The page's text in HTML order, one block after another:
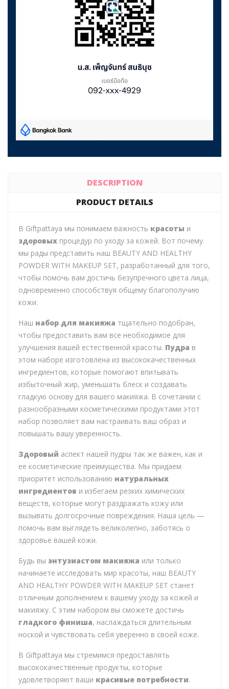
DESCRIPTION
PRODUCT DETAILS
В Giftpattaya мы понимаем важность красоты и
здоровых процедур по уходу за кожей. Вот почему
мы рады представить наш BEAUTY AND HEALTHY
POWDER WITH MAKEUP SET, разработанный для того,
чтобы помочь вам достичь безупречного цвета лица,
одновременно способствуя общему благополучию
кожи.
Наш набор для макияжа тщательно подобран,
чтобы предоставить вам все необходимое для
улучшения вашей естественной красоты. Пудра в
этом наборе изготовлена из высококачественных
ингредиентов, которые помогают впитывать
избыточный жир, уменьшать блеск и создавать
гладкую основу для вашего макияжа. В сочетании с
разнообразными косметическими продуктами этот
набор позволяет вам настраивать ваш образ и
повышать вашу уверенность.
Здоровый аспект нашей пудры так же важен, как и
ее косметические преимущества. Мы придаем
приоритет использованию натуральных
ингредиентов и избегаем резких химических
веществ, которые могут раздражать кожу или
вызывать долгосрочные повреждения. Наша цель —
помочь вам выглядеть великолепно, заботясь о
здоровье вашей кожи.
Будь вы энтузиастом макияжа или только
начинаете исследовать мир красоты, наш BEAUTY
AND HEALTHY POWDER WITH MAKEUP SET станет
отличным дополнением к вашему уходу за кожей и
макияжу. С этим набором вы сможете достичь
гладкого финиша, наслаждаться длительным
ноской и чувствовать себя уверенно в своей коже.
В Giftpattaya мы стремимся предоставлять
высококачественные продукты, которые
удовлетворяют ваши красивые потребности.